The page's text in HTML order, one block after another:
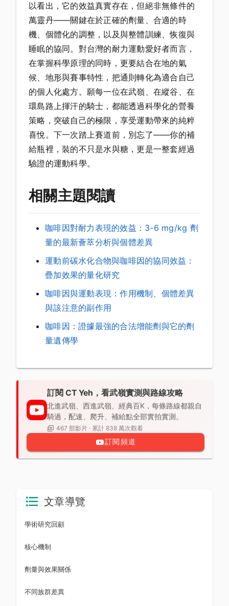
以看出，它的效益真實存在，但絕非無條件的
萬靈丹——關鍵在於正確的劑量、合適的時
機、個體化的調整，以及與整體訓練、恢復與
睡眠的協同。對台灣的耐力運動愛好者而言，
在掌握科學原理的同時，更要結合在地的氣
候、地形與賽事特性，把通則轉化為適合自己
的個人化處方。願每一位在武嶺、在縱谷、在
環島路上揮汗的騎士，都能透過科學化的營養
策略，突破自己的極限，享受運動帶來的純粹
喜悅。下一次踏上賽道前，別忘了——你的補
給瓶裡，裝的不只是水與糖，更是一整套經過
驗證的運動科學。
相關主題閱讀
咖啡因對耐力表現的效益：3-6 mg/kg 劑
量的最新薈萃分析與個體差異
運動前碳水化合物與咖啡因的協同效益：
疊加效果的量化研究
咖啡因與運動表現：作用機制、個體差異
與該注意的副作用
咖啡因：證據最強的合法增能劑與它的劑
量遺傳學
訂閱 CT Yeh，看武嶺實測與路線攻略
北進武嶺、西進武嶺、經典百K，每條路線都親自
騎過，配速、爬升、補給點全部實拍實測。
467 部影片 · 累計 838 萬次觀看
訂閱頻道
文章導覽
學術研究回顧
核心機制
劑量與效果關係
不同族群差異